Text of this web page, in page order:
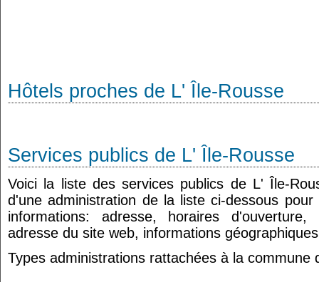
Hôtels proches de L' Île-Rousse
Services publics de L' Île-Rousse
Voici la liste des services publics de L' Île-
d'une administration de la liste ci-dessous
informations: adresse, horaires
adresse du site web, informations
Types administrations rattachées à la commune